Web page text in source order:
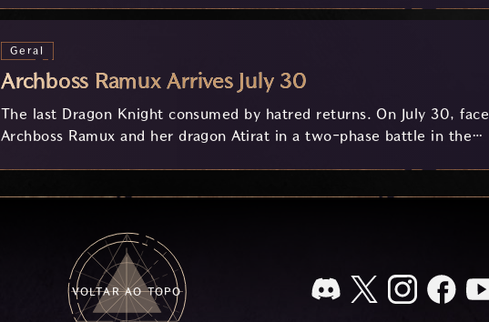
Geral
Archboss Ramux Arrives July 30
The last Dragon Knight consumed by hatred returns. On July 30, face
Archboss Ramux and her dragon Atirat in a two-phase battle in the
VOLTAR AO TOPO